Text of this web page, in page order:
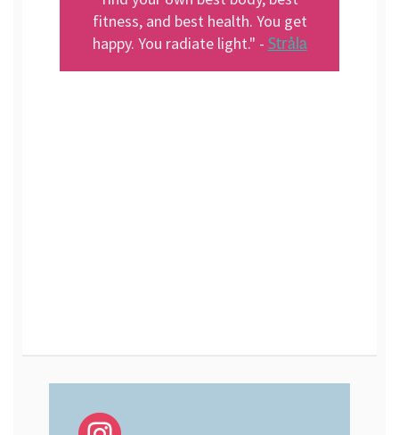
fitness, and best health. You get
happy. You radiate light." - Stråla